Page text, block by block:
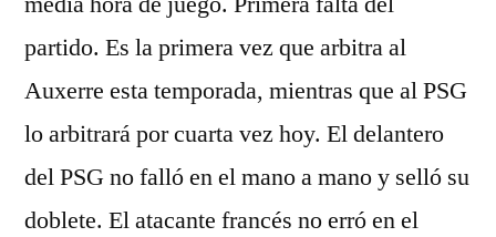
partido. Es la primera vez que arbitra al
Auxerre esta temporada, mientras que al PSG
lo arbitrará por cuarta vez hoy. El delantero
del PSG no falló en el mano a mano y selló su
doblete. El atacante francés no erró en el